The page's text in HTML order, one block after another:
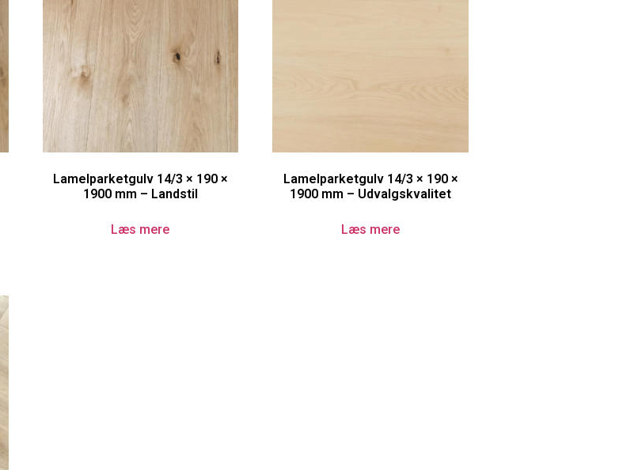
Lamelparketgulv 14/3 × 190 ×
1900 mm – Landstil
Læs mere
Lamelparketgulv 14/3 × 190 ×
1900 mm – Udvalgskvalitet
Læs mere